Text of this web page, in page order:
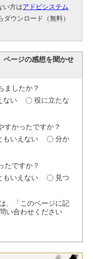
い方はアドビシステム
ダウンロード（無料）
ページの感想を聞かせ
ましたか？
ない
役に立たな
すかったですか？
もいえない
分か
たですか？
もいえない
見つ
、「このページに記
い合わせください